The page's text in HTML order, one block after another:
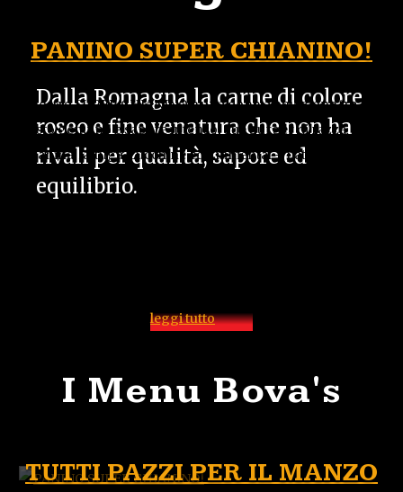
Dalla Romagna la carne di colore
roseo e fine venatura che non ha
rivali per qualità, sapore ed
equilibrio.
I Menu Bova's
PANINO SUPER CHIANINO!
Il nostro SUPER CHIANINO è una doppia emozione tra
gusto genuino e sapore intenso: due burger di razza
chianina, lattuga, zucchine ed Emmental + patate fritte!
leggi tutto
TUTTI PAZZI PER IL MANZO